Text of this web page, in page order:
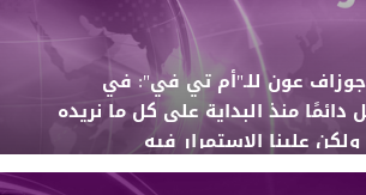
عون للـ"أم تي في": في
دائمًا منذ البداية على كل ما نريده
علينا الاستمرار فيه